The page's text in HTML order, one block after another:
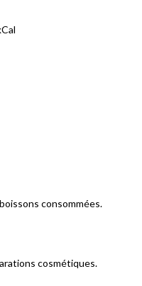
consommées.
cosmétiques.